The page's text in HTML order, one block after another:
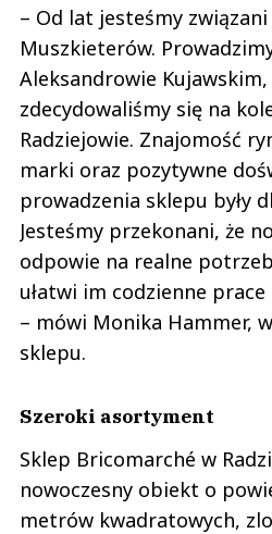
– Od lat jesteśmy
Muszkieterów.
Aleksandrowie
zdecydowaliśmy się na
Radziejowie. Znajomość
marki oraz pozytywne
prowadzenia sklepu były
Jesteśmy przekonani, że
odpowie na realne
ułatwi im codzienne
– mówi Monika Hammer,
sklepu.
Szeroki asortyment
Sklep Bricomarché w
nowoczesny obiekt o
metrów kwadratowych,